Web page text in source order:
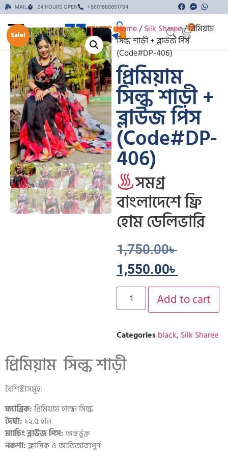
MAIL 24 HOURS OPEN +8801688651794
0
Sale!
Home/Silk Sharee/ প্রিমিয়াম
সিল্ক শাড়ী + ব্লাউজ পিস
(Code#DP-406)
প্রিমিয়াম
সিল্ক শাড়ী +
ব্লাউজ পিস
(Code#DP-
406)
সমগ্র
বাংলাদেশে ফ্রি
হোম ডেলিভারি
1,750.00৳
1,550.00৳
Add to cart
Categoriesblack, Silk Sharee
প্রিমিয়াম সিল্ক শাড়ী
বৈশিষ্ট্যসমূহ:
ফ্যাব্রিক:প্রিমিয়াম হাল্ফ সিল্ক
দৈর্ঘ্য: ১২.৫ হাত
ম্যাচিং ব্লাউজ পিস:অন্তর্ভুক্ত
নকশা:ক্লাসিক ও আভিজাত্যপূর্ণ